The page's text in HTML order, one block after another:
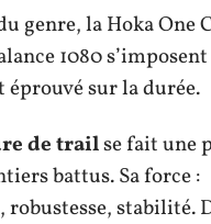
genre, la Hoka One
1080
sur la durée.
de trailse fait une
battus. Sa force :
, robustesse, stabilité.